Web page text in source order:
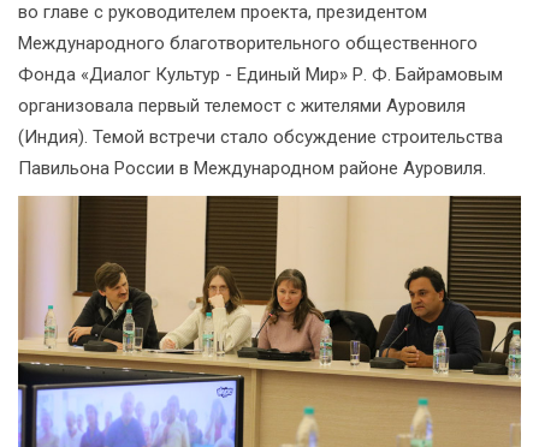
во главе с руководителем проекта, президентом
Международного благотворительного общественного
Фонда «Диалог Культур - Единый Мир» Р. Ф. Байрамовым
организовала первый телемост с жителями Ауровиля
(Индия). Темой встречи стало обсуждение строительства
Павильона России в Международном районе Ауровиля.